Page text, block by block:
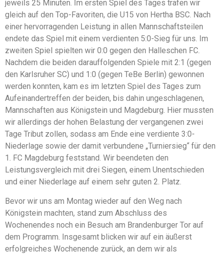
jeweils 25 Minuten. Im ersten Spiel des Tages trafen wir
gleich auf den Top-Favoriten, die U15 von Hertha BSC. Nach
einer hervorragenden Leistung in allen Mannschaftsteilen
endete das Spiel mit einem verdienten 5:0-Sieg für uns. Im
zweiten Spiel spielten wir 0:0 gegen den Halleschen FC.
Nachdem die beiden darauffolgenden Spiele mit 2:1 (gegen
den Karlsruher SC) und 1:0 (gegen TeBe Berlin) gewonnen
werden konnten, kam es im letzten Spiel des Tages zum
Aufeinandertreffen der beiden, bis dahin ungeschlagenen,
Mannschaften aus Königstein und Magdeburg. Hier mussten
wir allerdings der hohen Belastung der vergangenen zwei
Tage Tribut zollen, sodass am Ende eine verdiente 3:0-
Niederlage sowie der damit verbundene „Turniersieg“ für den
1. FC Magdeburg feststand. Wir beendeten den
Leistungsvergleich mit drei Siegen, einem Unentschieden
und einer Niederlage auf einem sehr guten 2. Platz.
Bevor wir uns am Montag wieder auf den Weg nach
Königstein machten, stand zum Abschluss des
Wochenendes noch ein Besuch am Brandenburger Tor auf
dem Programm. Insgesamt blicken wir auf ein äußerst
erfolgreiches Wochenende zurück, an dem wir als